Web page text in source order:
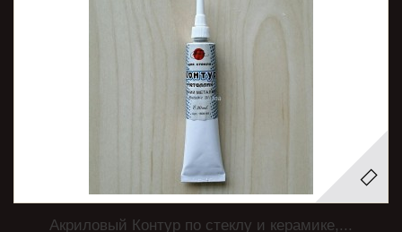
Акриловый Контур по стеклу и керамике,...